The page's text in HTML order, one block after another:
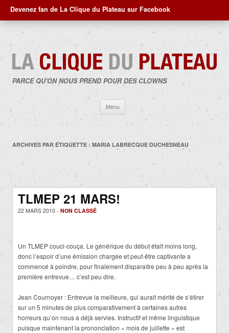
Devenez fan de La Clique du Plateau sur Facebook
PARCE QU'ON NOUS PREND POUR DES CLOWNS
Menu
contenu
ARCHIVES PAR ÉTIQUETTE : MARIA LABRECQUE DUCHESNEAU
TLMEP 21 MARS!
22 MARS 2010 - NON CLASSÉ
Un TLMEP couci-couça. Le générique du début était moins long,
donc l’espoir d’une émission chargée et peut-être captivante a
commencé à poindre, pour finalement disparaître peu à peu après la
première entrevue… c’est peu dire.
Jean Cournoyer : Entrevue la meilleure, qui aurait mérité de s’étirer
sur un 5 minutes de plus comparativement à certaines autres
horreurs qu’on nous a déjà servies. Instructif et même linguistique
puisque maintenant la prononciation « mois de juillette » est